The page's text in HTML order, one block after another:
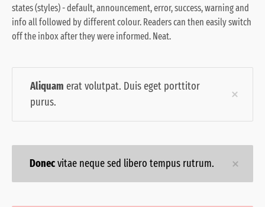
states (styles) - default, announcement, error, success, warning and
info all followed by different colour. Readers can then easily switch
off the inbox after they were informed. Neat.
Aliquam erat volutpat. Duis eget porttitor
purus.
Donecvitae neque sed libero tempus rutrum.